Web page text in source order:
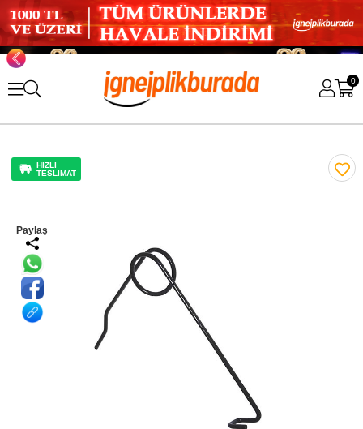
0
HIZLI
TESLİMAT
Paylaş